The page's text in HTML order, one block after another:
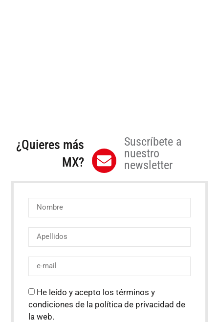
¿Quieres más
MX?
Suscríbete a
nuestro
newsletter
He leído y acepto los términos y
condiciones de la política de privacidad de
la web.